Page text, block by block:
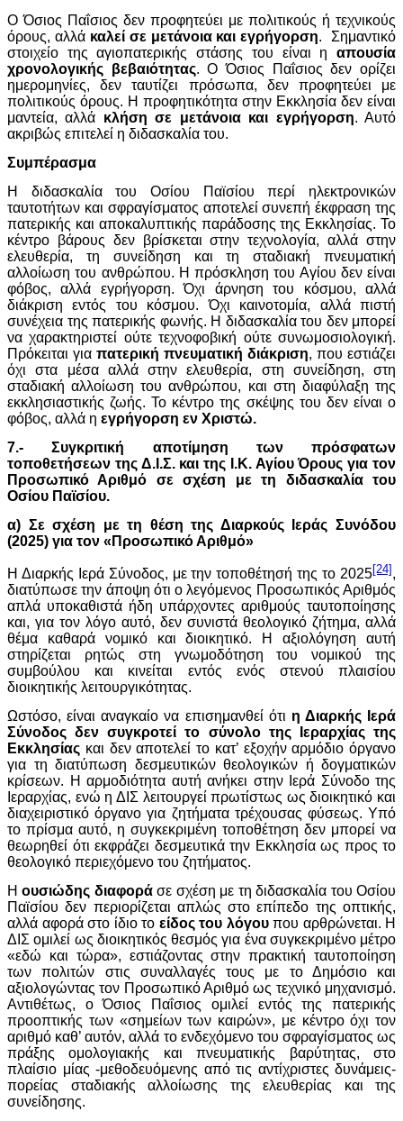
Ο Όσιος Παΐσιος δεν προφητεύει με πολιτικούς ή τεχνικούς
όρους, αλλά καλεί σε μετάνοια και εγρήγορση. Σημαντικό
στοιχείο της αγιοπατερικής στάσης του είναι η απουσία
χρονολογικής βεβαιότητας. Ο Όσιος Παΐσιος δεν ορίζει
ημερομηνίες, δεν ταυτίζει πρόσωπα, δεν προφητεύει με
πολιτικούς όρους. Η προφητικότητα στην Εκκλησία δεν είναι
μαντεία, αλλά κλήση σε μετάνοια και εγρήγορση. Αυτό
ακριβώς επιτελεί η διδασκαλία του.
Συμπέρασμα
Η διδασκαλία του Οσίου Παϊσίου περί ηλεκτρονικών
ταυτοτήτων και σφραγίσματος αποτελεί συνεπή έκφραση της
πατερικής και αποκαλυπτικής παράδοσης της Εκκλησίας. Το
κέντρο βάρους δεν βρίσκεται στην τεχνολογία, αλλά στην
ελευθερία, τη συνείδηση και τη σταδιακή πνευματική
αλλοίωση του ανθρώπου. Η πρόσκληση του Αγίου δεν είναι
φόβος, αλλά εγρήγορση. Όχι άρνηση του κόσμου, αλλά
διάκριση εντός του κόσμου. Όχι καινοτομία, αλλά πιστή
συνέχεια της πατερικής φωνής. Η διδασκαλία του δεν μπορεί
να χαρακτηριστεί ούτε τεχνοφοβική ούτε συνωμοσιολογική.
Πρόκειται για πατερική πνευματική διάκριση, που εστιάζει
όχι στα μέσα αλλά στην ελευθερία, στη συνείδηση, στη
σταδιακή αλλοίωση του ανθρώπου, και στη διαφύλαξη της
εκκλησιαστικής ζωής. Το κέντρο της σκέψης του δεν είναι ο
φόβος, αλλά η εγρήγορση εν Χριστώ.
7.- Συγκριτική αποτίμηση των πρόσφατων
τοποθετήσεων της Δ.Ι.Σ. και της Ι.Κ. Αγίου Όρους για τον
Προσωπικό Αριθμό σε σχέση με τη διδασκαλία του
Οσίου Παϊσίου.
α) Σε σχέση με τη θέση της Διαρκούς Ιεράς Συνόδου
(2025) για τον «Προσωπικό Αριθμό»
Η Διαρκής Ιερά Σύνοδος, με την τοποθέτησή της το 2025[24],
διατύπωσε την άποψη ότι ο λεγόμενος Προσωπικός Αριθμός
απλά υποκαθιστά ήδη υπάρχοντες αριθμούς ταυτοποίησης
και, για τον λόγο αυτό, δεν συνιστά θεολογικό ζήτημα, αλλά
θέμα καθαρά νομικό και διοικητικό. Η αξιολόγηση αυτή
στηρίζεται ρητώς στη γνωμοδότηση του νομικού της
συμβούλου και κινείται εντός ενός στενού πλαισίου
διοικητικής λειτουργικότητας.
Ωστόσο, είναι αναγκαίο να επισημανθεί ότι η Διαρκής Ιερά
Σύνοδος δεν συγκροτεί το σύνολο της Ιεραρχίας της
Εκκλησίας και δεν αποτελεί το κατ’ εξοχήν αρμόδιο όργανο
για τη διατύπωση δεσμευτικών θεολογικών ή δογματικών
κρίσεων. Η αρμοδιότητα αυτή ανήκει στην Ιερά Σύνοδο της
Ιεραρχίας, ενώ η ΔΙΣ λειτουργεί πρωτίστως ως διοικητικό και
διαχειριστικό όργανο για ζητήματα τρέχουσας φύσεως. Υπό
το πρίσμα αυτό, η συγκεκριμένη τοποθέτηση δεν μπορεί να
θεωρηθεί ότι εκφράζει δεσμευτικά την Εκκλησία ως προς το
θεολογικό περιεχόμενο του ζητήματος.
Ηουσιώδης διαφοράσε σχέση με τη διδασκαλία του Οσίου
Παϊσίου δεν περιορίζεται απλώς στο επίπεδο της οπτικής,
αλλά αφορά στο ίδιο το είδος του λόγουπου αρθρώνεται. Η
ΔΙΣ ομιλεί ως διοικητικός θεσμός για ένα συγκεκριμένο μέτρο
«εδώ και τώρα», εστιάζοντας στην πρακτική ταυτοποίηση
των πολιτών στις συναλλαγές τους με το Δημόσιο και
αξιολογώντας τον Προσωπικό Αριθμό ως τεχνικό μηχανισμό.
Αντιθέτως, ο Όσιος Παΐσιος ομιλεί εντός της πατερικής
προοπτικής των «σημείων των καιρών», με κέντρο όχι τον
αριθμό καθ’ αυτόν, αλλά το ενδεχόμενο του σφραγίσματος ως
πράξης ομολογιακής και πνευματικής βαρύτητας, στο
πλαίσιο μίας -μεθοδευόμενης από τις αντίχριστες δυνάμεις-
πορείας σταδιακής αλλοίωσης της ελευθερίας και της
συνείδησης.